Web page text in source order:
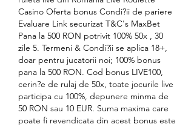
Casino Oferta bonus Condi?ii de pariere
Evaluare Link securizat T&C's MaxBet
Pana la 500 RON potrivit 100% 50x , 30
zile 5. Termeni & Condi?ii se aplica 18+,
doar pentru jucatorii noi; 100% bonus
pana la 500 RON. Cod bonus LIVE100,
cerin?e de rulaj de 50x, toate jocurile live
participa cu 100%, depunere minma de
50 RON sau 10 EUR. Suma maxima care
poate fi revendicata din acest bonus este